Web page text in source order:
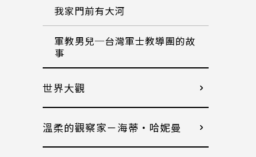
我家門前有大河
軍教男兒─台灣軍士教導團的故
事
世界大觀
溫柔的觀察家－海蒂・哈妮曼